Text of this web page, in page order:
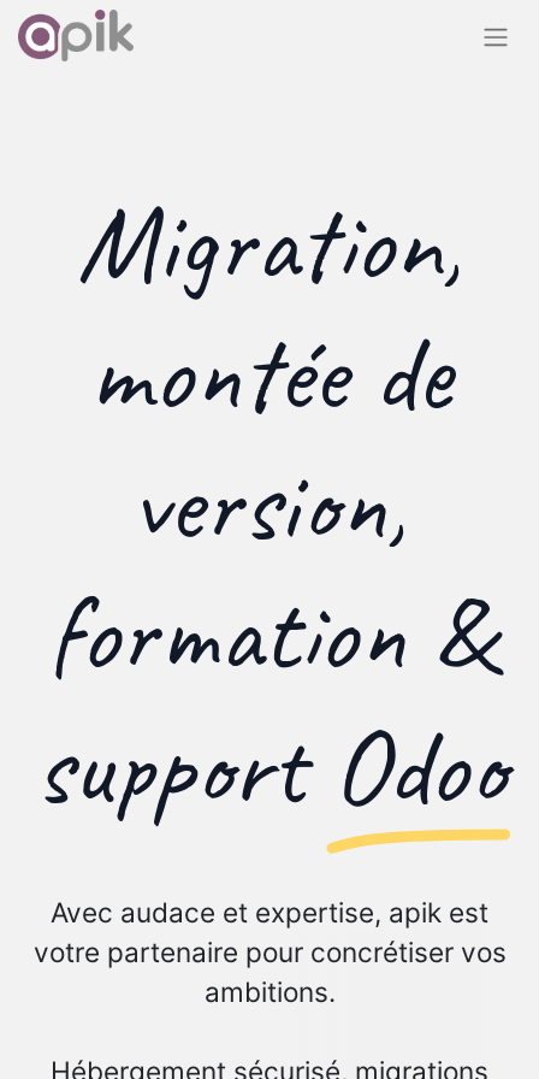
Migration,
montée de
version,
formation &
support Odoo
Avec audace et expertise, apik est
votre partenaire pour concrétiser vos
ambitions.
Hébergement sécurisé, migrations